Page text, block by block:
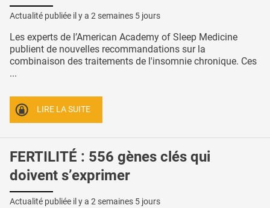
Actualité publiée il y a 2 semaines 5 jours
Les experts de l’American Academy of Sleep Medicine
publient de nouvelles recommandations sur la
combinaison des traitements de l'insomnie chronique. Ces
...
LIRE LA SUITE
FERTILITÉ : 556 gènes clés qui
doivent s’exprimer
Actualité publiée il y a 2 semaines 5 jours